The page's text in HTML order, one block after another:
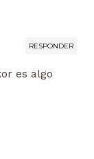
RESPONDER
es algo